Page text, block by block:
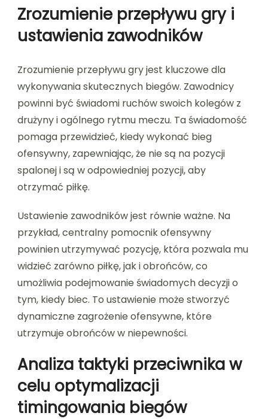
Zrozumienie przepływu gry i
ustawienia zawodników
Zrozumienie przepływu gry jest kluczowe dla
wykonywania skutecznych biegów. Zawodnicy
powinni być świadomi ruchów swoich kolegów z
drużyny i ogólnego rytmu meczu. Ta świadomość
pomaga przewidzieć, kiedy wykonać bieg
ofensywny, zapewniając, że nie są na pozycji
spalonej i są w odpowiedniej pozycji, aby
otrzymać piłkę.
Ustawienie zawodników jest równie ważne. Na
przykład, centralny pomocnik ofensywny
powinien utrzymywać pozycję, która pozwala mu
widzieć zarówno piłkę, jak i obrońców, co
umożliwia podejmowanie świadomych decyzji o
tym, kiedy biec. To ustawienie może stworzyć
dynamiczne zagrożenie ofensywne, które
utrzymuje obrońców w niepewności.
Analiza taktyki przeciwnika w
celu optymalizacji
timingowania biegów